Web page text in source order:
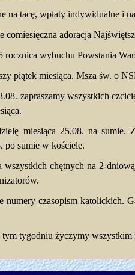
na tacę, wpłaty indywidualne i
comiesięczna adoracja
rocznica wybuchu Powstania
piątek miesiąca. Msza św. o
zapraszamy wszystkich
miesiąca 25.08. na sumie.
po sumie w kościele.
wszystkich chętnych na 2-
numery czasopism katolickich.
tym tygodniu życzymy